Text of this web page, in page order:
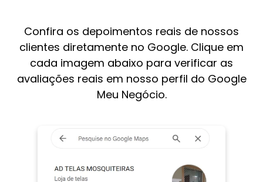
Confira os depoimentos reais de nossos
clientes diretamente no Google. Clique em
cada imagem abaixo para verificar as
avaliações reais em nosso perfil do Google
Meu Negócio.